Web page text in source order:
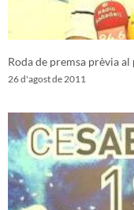
Roda de premsa prèvia
26 d'agost de 2011